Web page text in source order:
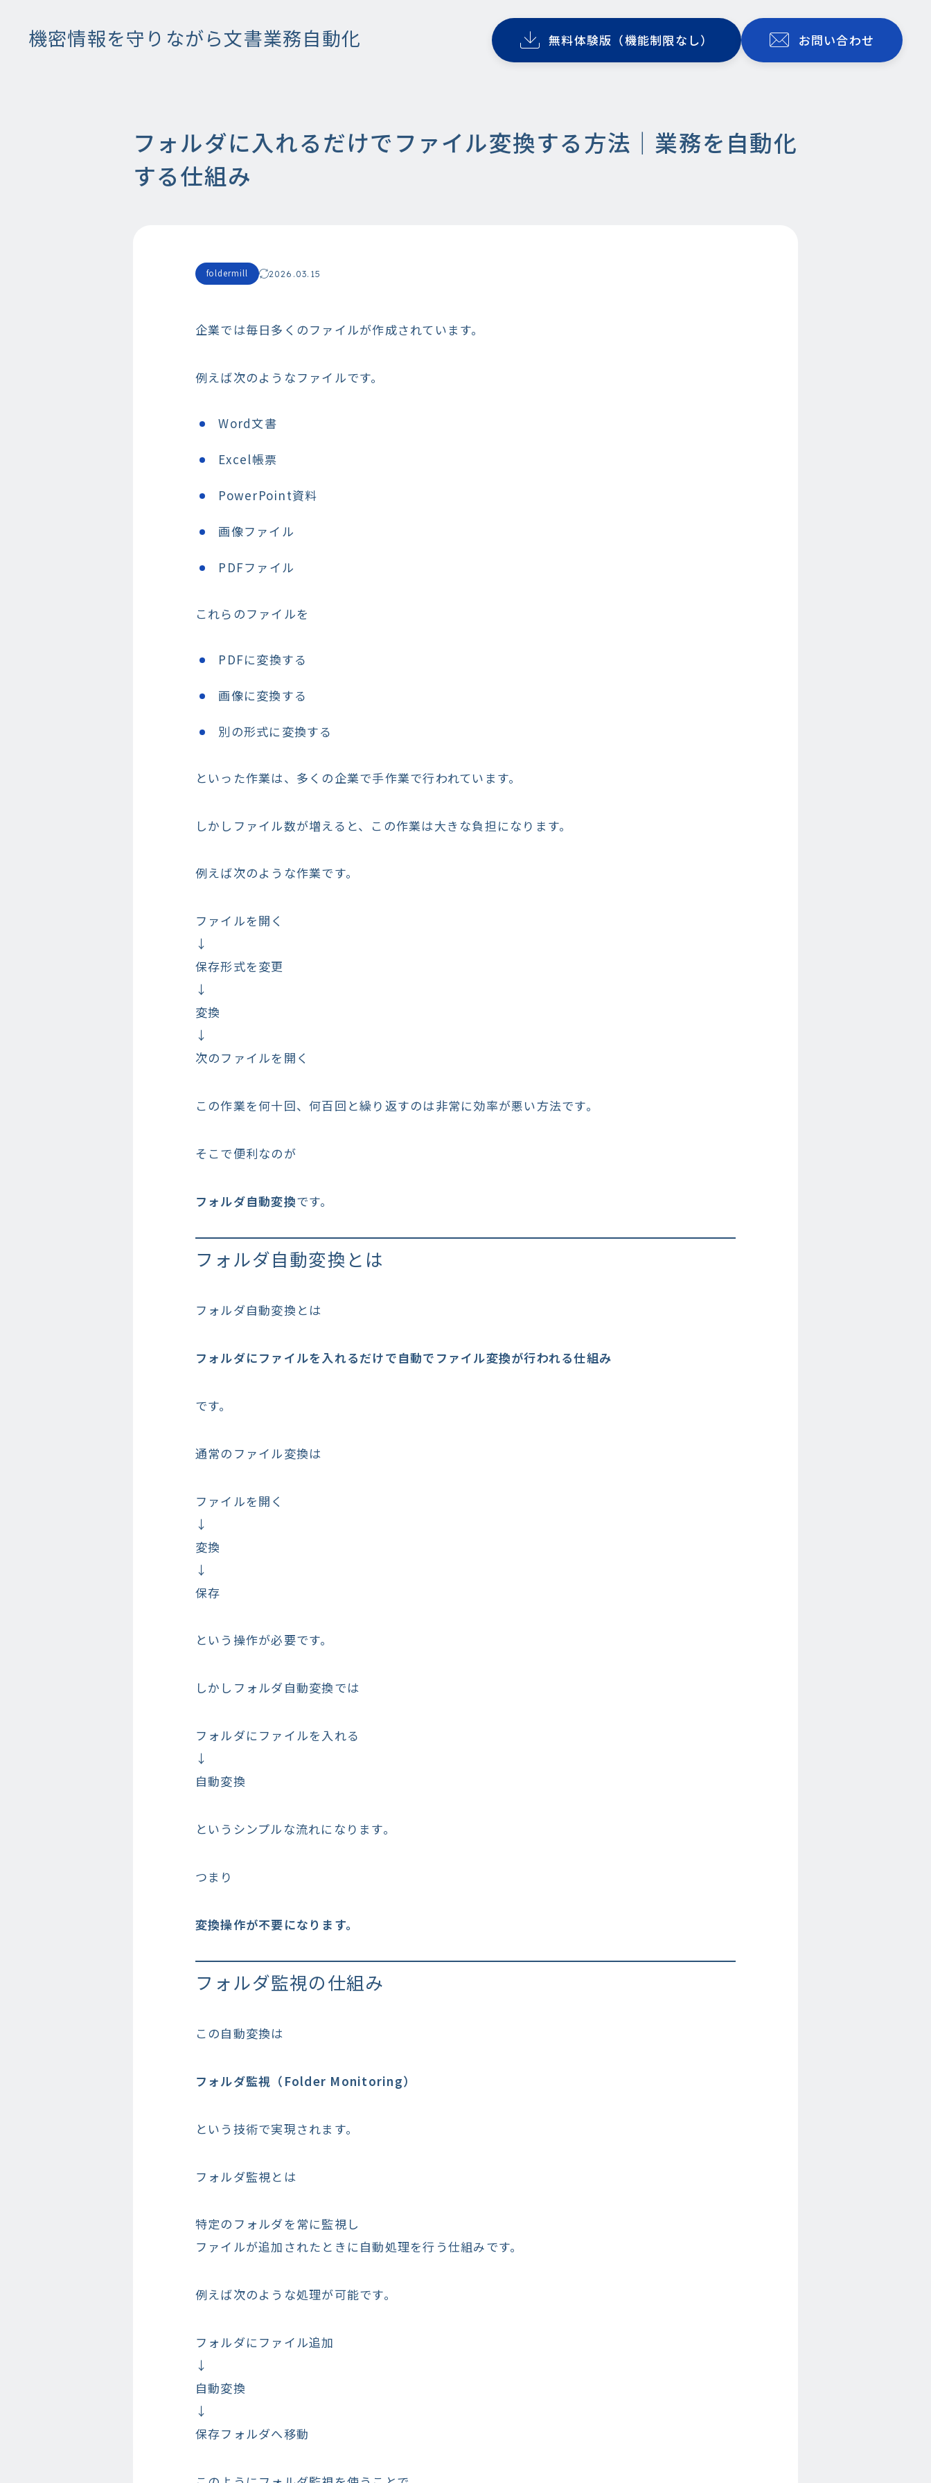
機密情報を守りながら文書業務自動化 無料体験版（機能制限なし） お問い合わせ
フォルダに入れるだけでファイル変換する方法｜業務を自動化
する仕組み
2026.03.15
foldermill
企業では毎日多くのファイルが作成されています。
例えば次のようなファイルです。
Word文書
Excel帳票
PowerPoint資料
画像ファイル
PDFファイル
これらのファイルを
PDFに変換する
画像に変換する
別の形式に変換する
といった作業は、多くの企業で手作業で行われています。
しかしファイル数が増えると、この作業は大きな負担になります。
例えば次のような作業です。
ファイルを開く
↓
保存形式を変更
↓
変換
↓
次のファイルを開く
この作業を何十回、何百回と繰り返すのは非常に効率が悪い方法です。
そこで便利なのが
フォルダ自動変換です。
フォルダ自動変換とは
フォルダ自動変換とは
フォルダにファイルを入れるだけで自動でファイル変換が行われる仕組み
です。
通常のファイル変換は
ファイルを開く
↓
変換
↓
保存
という操作が必要です。
しかしフォルダ自動変換では
フォルダにファイルを入れる
↓
自動変換
というシンプルな流れになります。
つまり
変換操作が不要になります。
フォルダ監視の仕組み
この自動変換は
フォルダ監視（Folder Monitoring）
という技術で実現されます。
フォルダ監視とは
特定のフォルダを常に監視し
ファイルが追加されたときに自動処理を行う仕組みです。
例えば次のような処理が可能です。
フォルダにファイル追加
↓
自動変換
↓
保存フォルダへ移動